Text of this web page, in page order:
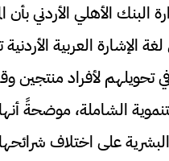
الأهلي الأردني بأن
الإشارة العربية
تحويلهم لأفراد منتجين
الشاملة، موضحةً
على اختلاف